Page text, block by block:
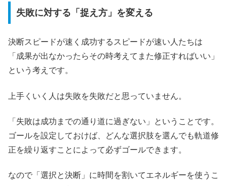
失敗に対する「捉え方」を変える
決断スピードが速く成功するスピードが速い人たちは
「成果が出なかったらその時考えてまた修正すればいい」
という考えです。
上手くいく人は失敗を失敗だと思っていません。
「失敗は成功までの通り道に過ぎない」ということです。
ゴールを設定しておけば、どんな選択肢を選んでも軌道修
正を繰り返すことによって必ずゴールできます。
なので「選択と決断」に時間を割いてエネルギーを使うこ